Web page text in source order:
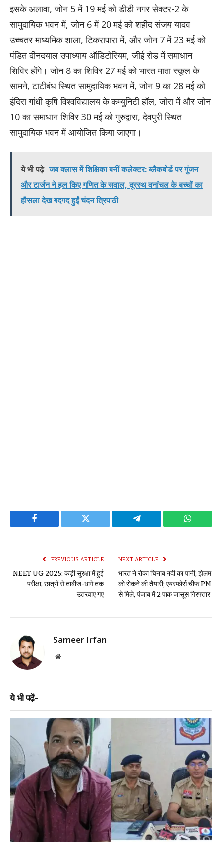
इसके अलावा, जोन 5 में 19 मई को डीडी नगर सेक्टर-2 के
सामुदायिक भवन में, जोन 6 में 20 मई को शहीद संजय यादव
उच्चतर माध्यमिक शाला, टिकरापारा में, और जोन 7 में 23 मई को
पंडित दीनदयाल उपाध्याय ऑडिटोरियम, जीई रोड में समाधान
शिविर होंगे। जोन 8 का शिविर 27 मई को भारत माता स्कूल के
सामने, टाटीबंध स्थित सामुदायिक भवन में, जोन 9 का 28 मई को
इंदिरा गांधी कृषि विश्वविद्यालय के कम्युनिटी हॉल, जोरा में और जोन
10 का समाधान शिविर 30 मई को गुरुद्वारा, देवपुरी स्थित
सामुदायिक भवन में आयोजित किया जाएगा।
ये भी पढ़े जब क्लास में शिक्षिका बनीं कलेक्टर: ब्लैकबोर्ड पर गुंजन
और टार्जन ने हल किए गणित के सवाल, दूरस्थ वनांचल के बच्चों का
हौसला देख गदगद हुईं चंदन त्रिपाठी
Facebook Twitter Telegram
PREVIOUS ARTICLE
NEET UG 2025: कड़ी सुरक्षा में हुई
परीक्षा, छात्रों से ताबीज-धागे तक
उतरवाए गए
NEXT ARTICLE
भारत ने रोका चिनाब नदी का पानी, झेलम
को रोकने की तैयारी; एयरफोर्स चीफ PM
से मिले, पंजाब में 2 पाक जासूस गिरफ्तार
Sameer Irfan
Website
ये भी पढ़ें-